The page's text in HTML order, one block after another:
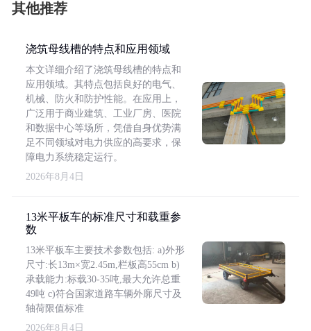
其他推荐
浇筑母线槽的特点和应用领域
本文详细介绍了浇筑母线槽的特点和
应用领域。其特点包括良好的电气、
机械、防火和防护性能。在应用上，
广泛用于商业建筑、工业厂房、医院
和数据中心等场所，凭借自身优势满
足不同领域对电力供应的高要求，保
障电力系统稳定运行。
2026年8月4日
13米平板车的标准尺寸和载重参
数
13米平板车主要技术参数包括: a)外形
尺寸:长13m×宽2.45m,栏板高55cm b)
承载能力:标载30-35吨,最大允许总重
49吨 c)符合国家道路车辆外廓尺寸及
轴荷限值标准
2026年8月4日